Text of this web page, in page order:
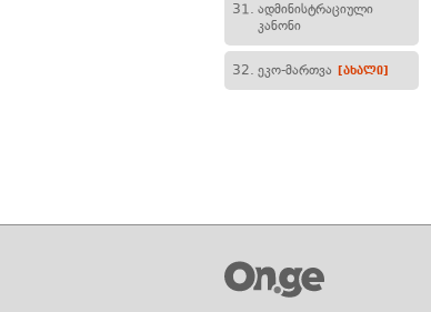
31. ადმინისტრაციული
კანონი
32. ეკო-მართვა [ახალი]